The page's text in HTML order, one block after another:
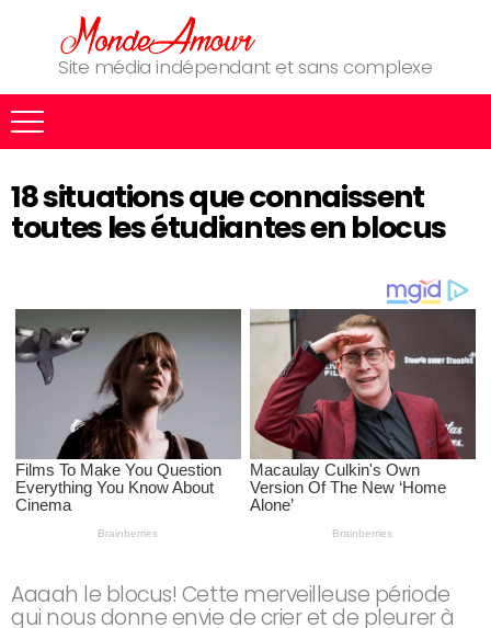
Site média indépendant et sans complexe
18 situations que connaissent
toutes les étudiantes en blocus
Aaaah le blocus! Cette merveilleuse période
qui nous donne envie de crier et de pleurer à